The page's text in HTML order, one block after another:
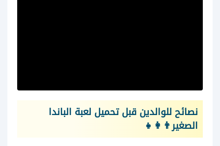
نصائح للوالدين قبل تحميل لعبة الباندا
الصغير👨‍👩‍👧